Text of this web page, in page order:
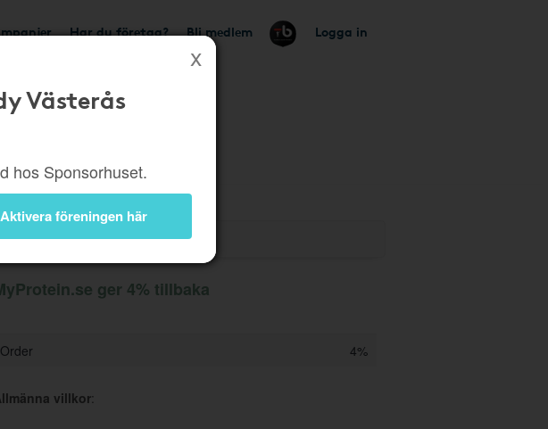
Har du företag? Bli medlem Logga in
Västerås
hos Sponsorhuset.
Aktivera föreningen här
ger 4% tillbaka
Order 4%
villkor: